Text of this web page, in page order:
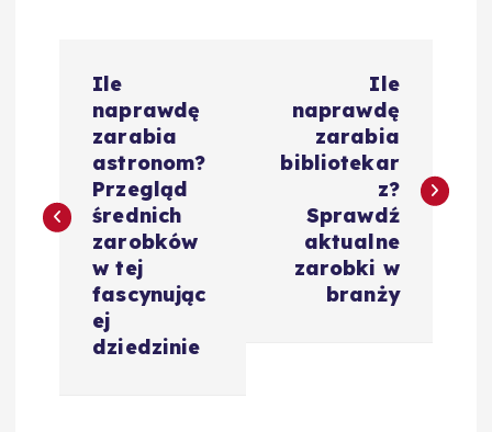
i
Ile
naprawdę
zarabia
astronom?
Przegląd
średnich
zarobków
w tej
fascynując
ej
dziedzinie
Ile
naprawdę
zarabia
bibliotekar
z?
Sprawdź
aktualne
zarobki w
branży